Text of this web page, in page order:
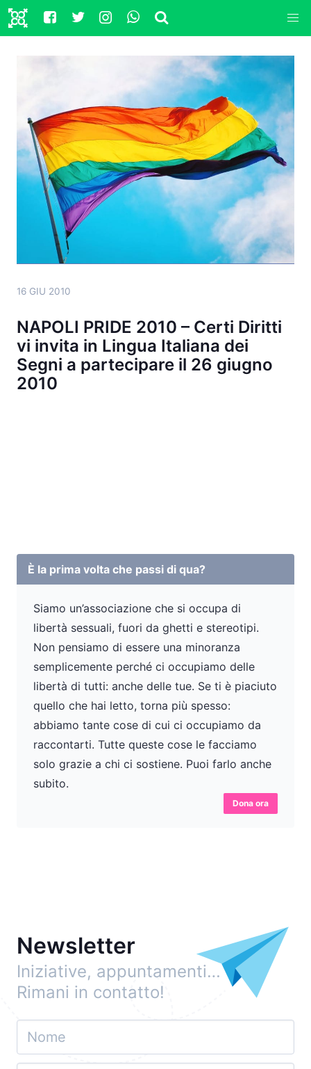
16 GIU 2010
NAPOLI PRIDE 2010 – Certi Diritti
vi invita in Lingua Italiana dei
Segni a partecipare il 26 giugno
2010
È la prima volta che passi di qua?
Siamo un’associazione che si occupa di
libertà sessuali, fuori da ghetti e stereotipi.
Non pensiamo di essere una minoranza
semplicemente perché ci occupiamo delle
libertà di tutti: anche delle tue. Se ti è piaciuto
quello che hai letto, torna più spesso:
abbiamo tante cose di cui ci occupiamo da
raccontarti. Tutte queste cose le facciamo
solo grazie a chi ci sostiene. Puoi farlo anche
subito.
Dona ora
Newsletter
Iniziative, appuntamenti…
Rimani in contatto!